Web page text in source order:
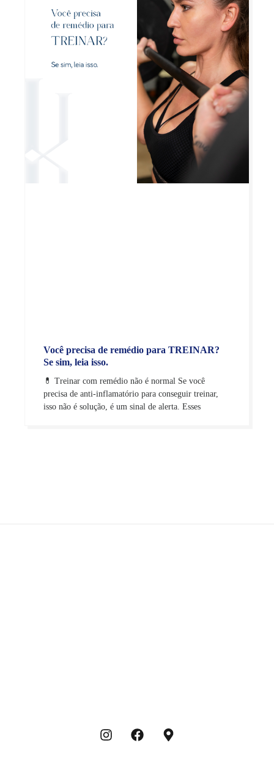
Você precisa de remédio para TREINAR?
Se sim, leia isso.
💊 Treinar com remédio não é normal Se você
precisa de anti-inflamatório para conseguir treinar,
isso não é solução, é um sinal de alerta. Esses